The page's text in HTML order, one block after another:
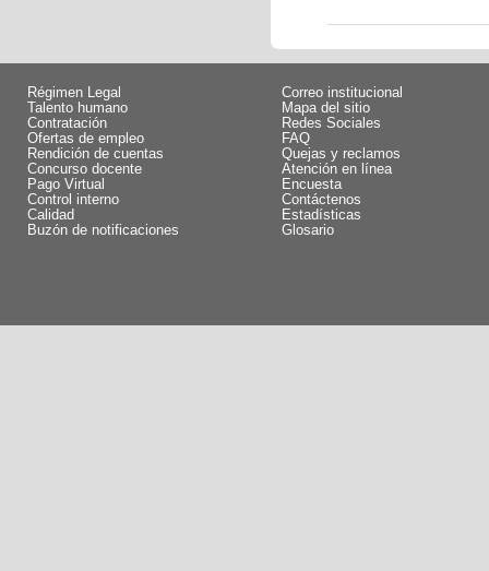
Régimen Legal
Talento humano
Contratación
Ofertas de empleo
Rendición de cuentas
Concurso docente
Pago Virtual
Control interno
Calidad
Buzón de notificaciones
Correo institucional
Mapa del sitio
Redes Sociales
FAQ
Quejas y reclamos
Atención en línea
Encuesta
Contáctenos
Estadísticas
Glosario